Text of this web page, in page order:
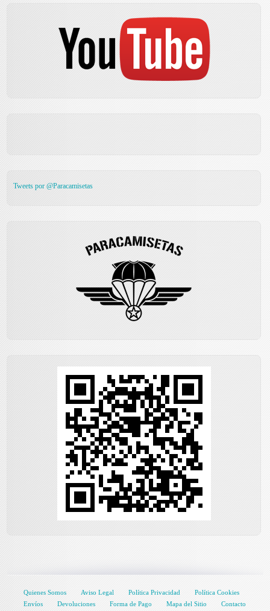
Tweets por @Paracamisetas
Quienes Somos Aviso Legal Política Privacidad
Política Cookies
Envíos
Devoluciones Forma de Pago Mapa del Sitio Contacto